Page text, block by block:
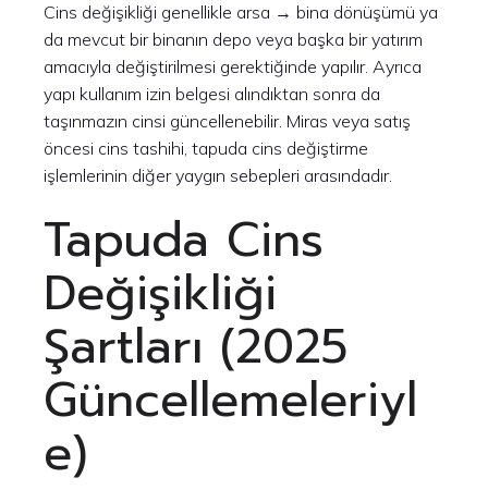
Cins değişikliği genellikle arsa → bina dönüşümü ya
da mevcut bir binanın depo veya başka bir yatırım
amacıyla değiştirilmesi gerektiğinde yapılır. Ayrıca
yapı kullanım izin belgesi alındıktan sonra da
taşınmazın cinsi güncellenebilir. Miras veya satış
öncesi cins tashihi, tapuda cins değiştirme
işlemlerinin diğer yaygın sebepleri arasındadır.
Tapuda Cins
Değişikliği
Şartları (2025
Güncellemeleriyl
e)